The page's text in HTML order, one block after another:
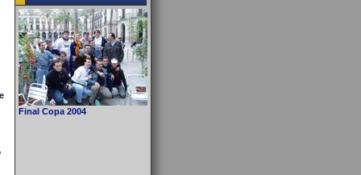
Final Copa 2004